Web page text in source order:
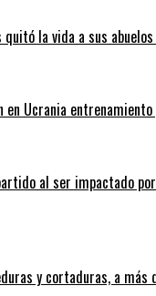
la vida a sus
en Ucrania
al ser impactado
y cortaduras, a más